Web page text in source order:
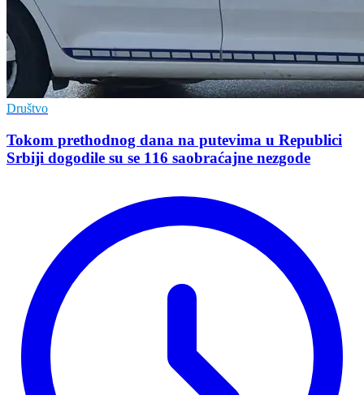
Društvo
Tokom prethodnog dana na putevima u Republici
Srbiji dogodile su se 116 saobraćajne nezgode